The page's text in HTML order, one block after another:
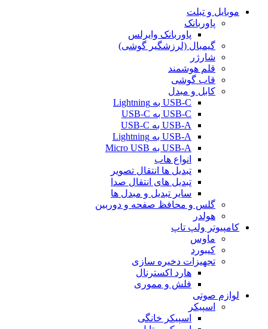
موبایل و تبلت
پاوربانک
پاوربانک وایرلس
گیمبال (لرزشگیر گوشی)
شارژر
قلم هوشمند
قاب گوشی
کابل و مبدل
USB-C به Lightning
USB-C به USB-C
USB-A به USB-C
USB-A به Lightning
USB-A به Micro USB
انواع هاب
تبدیل ها انتقال تصویر
تبدیل های انتقال صدا
سایر تبدیل و مبدل ها
گلس و محافظ صفحه و دوربین
هولدر
کامپیوتر ولپ تاپ
ماوس
کیبورد
تجهیزات دخیره سازی
هارد اکسترنال
فلش و مموری
لوازم صوتی
اسپیکر
اسپیکر خانگی